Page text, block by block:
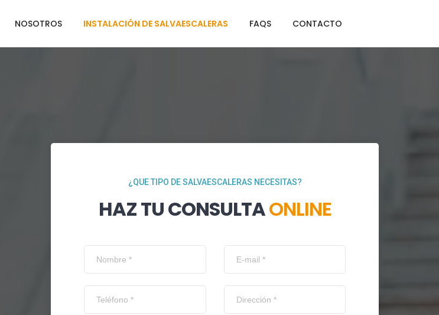
NOSOTROS INSTALACIÓN DE SALVAESCALERAS FAQS CONTACTO
¿QUE TIPO DE SALVAESCALERAS NECESITAS?
HAZ TU CONSULTAONLINE